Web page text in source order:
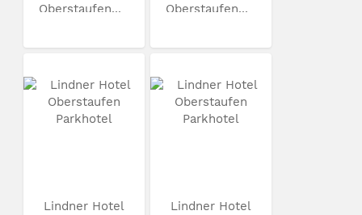
Oberstaufen...
Oberstaufen...
Lindner Hotel
Lindner Hotel